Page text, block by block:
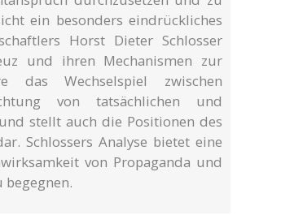
ein besonders eindrückliches
Horst Dieter Schlosser
und ihren Mechanismen zur
das Wechselspiel zwischen
von tatsächlichen und
stellt auch die Positionen des
Schlossers Analyse bietet eine
von Propaganda und